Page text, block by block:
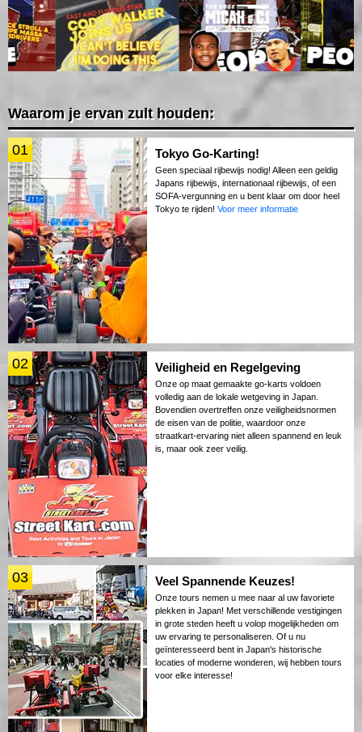
Waarom je ervan zult houden:
01 Tokyo Go-Karting!
Geen speciaal rijbewijs nodig! Alleen een geldig
Japans rijbewijs, internationaal rijbewijs, of een
SOFA-vergunning en u bent klaar om door heel
Tokyo te rijden! Voor meer informatie
02 Veiligheid en Regelgeving
Onze op maat gemaakte go-karts voldoen
volledig aan de lokale wetgeving in Japan.
Bovendien overtreffen onze veiligheidsnormen
de eisen van de politie, waardoor onze
straatkart-ervaring niet alleen spannend en leuk
is, maar ook zeer veilig.
03 Veel Spannende Keuzes!
Onze tours nemen u mee naar al uw favoriete
plekken in Japan! Met verschillende vestigingen
in grote steden heeft u volop mogelijkheden om
uw ervaring te personaliseren. Of u nu
geïnteresseerd bent in Japan's historische
locaties of moderne wonderen, wij hebben tours
voor elke interesse!